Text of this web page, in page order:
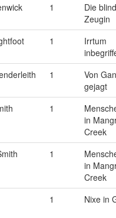
1
Die
Zeugin
1
Irrtum
1
Von
gejagt
1
in
Creek
1
in
Creek
1 Nixe in